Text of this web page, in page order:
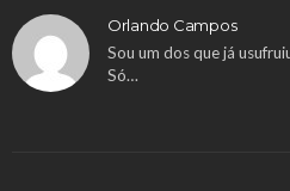
Orlando Campos
Sou um dos que já
Só…